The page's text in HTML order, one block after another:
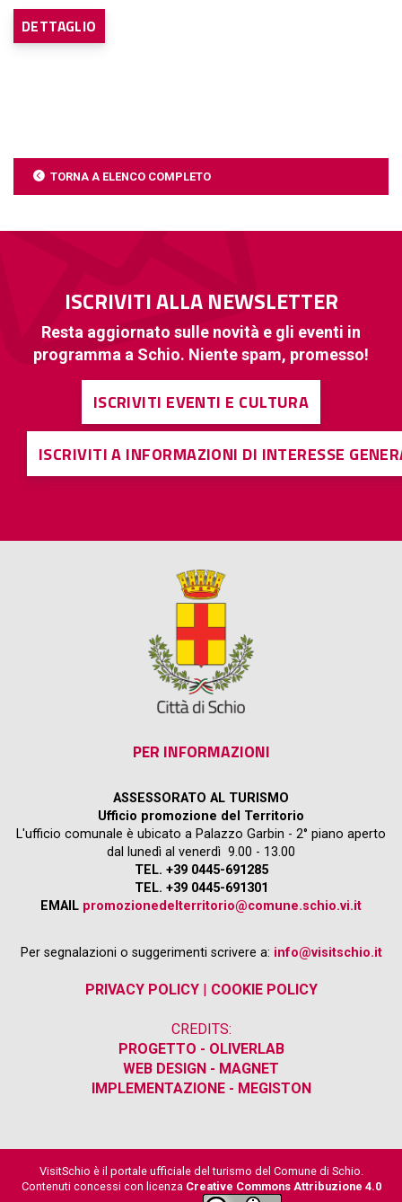
DETTAGLIO
TORNA A ELENCO COMPLETO
ISCRIVITI ALLA NEWSLETTER
Resta aggiornato sulle novità e gli eventi in
programma a Schio. Niente spam, promesso!
ISCRIVITI EVENTI E CULTURA
ISCRIVITI A INFORMAZIONI DI INTERESSE
PER INFORMAZIONI
ASSESSORATO AL TURISMO
Ufficio promozione del Territorio
L'ufficio comunale è ubicato a Palazzo Garbin - 2° piano aperto
dal lunedì al venerdì 9.00 - 13.00
TEL. +39 0445-691285
TEL. +39 0445-691301
EMAIL promozionedelterritorio@comune.schio.vi.it
Per segnalazioni o suggerimenti scrivere a: info@visitschio.it
PRIVACY POLICY| COOKIE POLICY
CREDITS:
PROGETTO - OLIVERLAB
WEB DESIGN - MAGNET
IMPLEMENTAZIONE - MEGISTON
VisitSchio è il portale ufficiale del turismo del Comune di Schio.
Contenuti concessi con licenza Creative Commons Attribuzione 4.0